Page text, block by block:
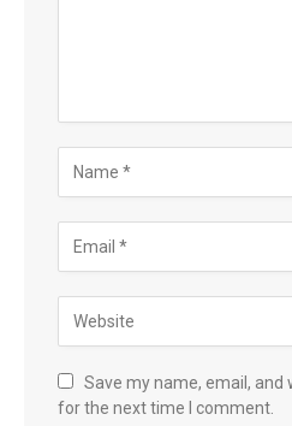
Save my name, email,
for the next time I comment.